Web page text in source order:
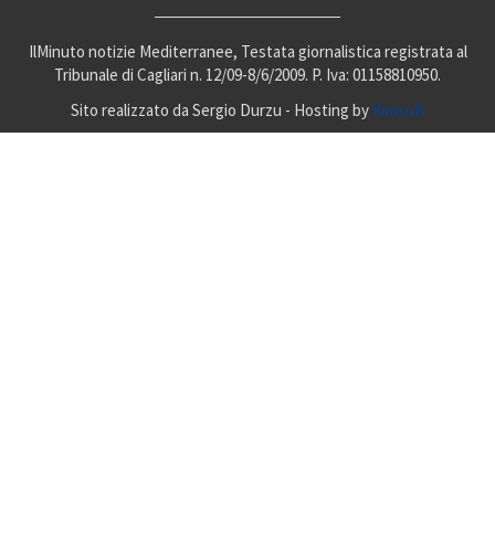
IlMinuto notizie Mediterranee, Testata giornalistica registrata al
Tribunale di Cagliari n. 12/09-8/6/2009. P. Iva: 01158810950.
Sito realizzato da Sergio Durzu - Hosting by Kimsufi